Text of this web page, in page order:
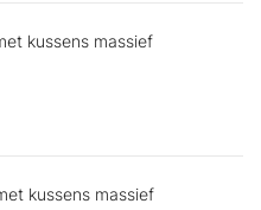
kussens massief
kussens massief